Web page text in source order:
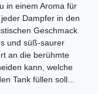
in einem Aroma für
Dampfer in den
Geschmack
und süß-saurer
an die berühmte
kann, welche
Tank füllen soll...